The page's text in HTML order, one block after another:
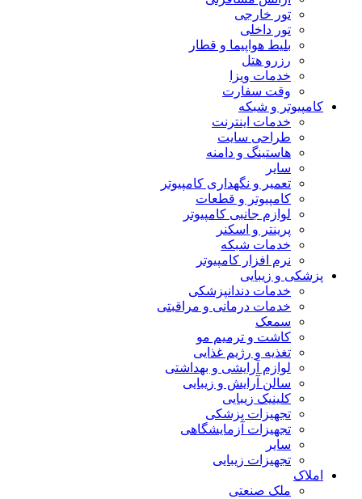
تور خارجی
تور داخلی
بلیط هواپیما و قطار
رزرو هتل
خدمات ویزا
وقت سفارت
کامپیوتر و شبکه
خدمات اینترنت
طراحی سایت
هاستینگ و دامنه
سایر
تعمیر و نگهداری کامپیوتر
کامپیوتر و قطعات
لوازم جانبی کامپیوتر
پرینتر و اسکنر
خدمات شبکه
نرم افزار کامپیوتر
پزشکی و زیبایی
خدمات دندانپزشکی
خدمات درمانی و مراقبتی
سمعک
کاشت و ترمیم مو
تغذیه و رژیم غذایی
لوازم آرایشی و بهداشتی
سالن آرایش و زیبایی
کلینیک زیبایی
تجهیزات پزشکی
تجهیزات آزمایشگاهی
سایر
تجهیزات زیبایی
املاک
ملک صنعتی